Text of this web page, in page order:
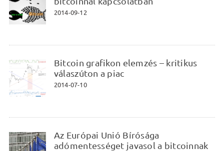
2014-09-12
Bitcoin grafikon elemzés – kritikus
válaszúton a piac
2014-07-10
Az Európai Unió Bírósága
adómentességet javasol a bitcoinnak